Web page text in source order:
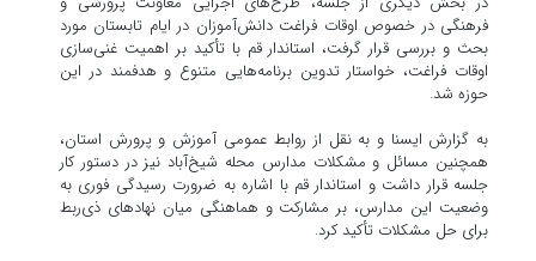
فرهنگی در خصوص اوقات فراغت دانش‌آموزان در ایام تابستان مورد
بحث و بررسی قرار گرفت، استاندار قم با تأکید بر اهمیت غنی‌سازی
اوقات فراغت، خواستار تدوین برنامه‌هایی متنوع و هدفمند در این
حوزه شد.
به گزارش ایسنا و به نقل از روابط عمومی آموزش و پرورش استان،
همچنین مسائل و مشکلات مدارس محله شیخ‌آباد نیز در دستور کار
جلسه قرار داشت و استاندار قم با اشاره به ضرورت رسیدگی فوری به
وضعیت این مدارس، بر مشارکت و هماهنگی میان نهادهای ذی‌ربط
برای حل مشکلات تأکید کرد.